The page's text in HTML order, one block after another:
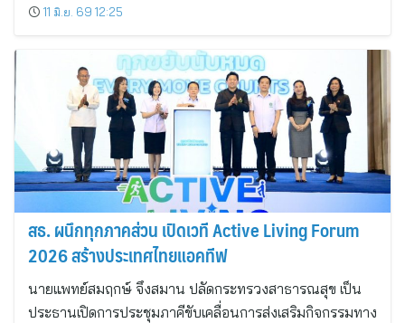
11 มิ.ย. 69 12:25
สธ. ผนึกทุกภาคส่วน เปิดเวที Active Living Forum
2026 สร้างประเทศไทยแอคทีฟ
นายแพทย์สมฤกษ์ จึงสมาน ปลัดกระทรวงสาธารณสุข เป็น
ประธานเปิดการประชุมภาคีขับเคลื่อนการส่งเสริมกิจกรรมทาง